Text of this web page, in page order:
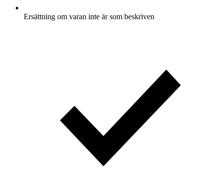
Ersättning om varan inte är som beskriven